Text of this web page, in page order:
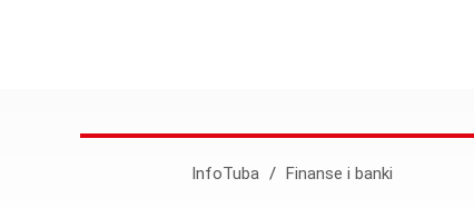
InfoTuba / Finanse i banki